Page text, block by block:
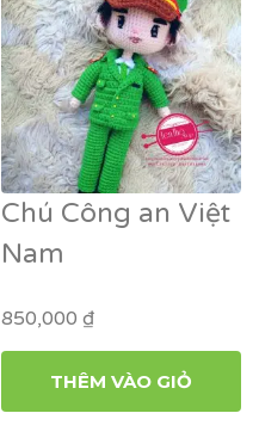
Chú Công an Việt
Nam
850,000₫
THÊM VÀO GIỎ